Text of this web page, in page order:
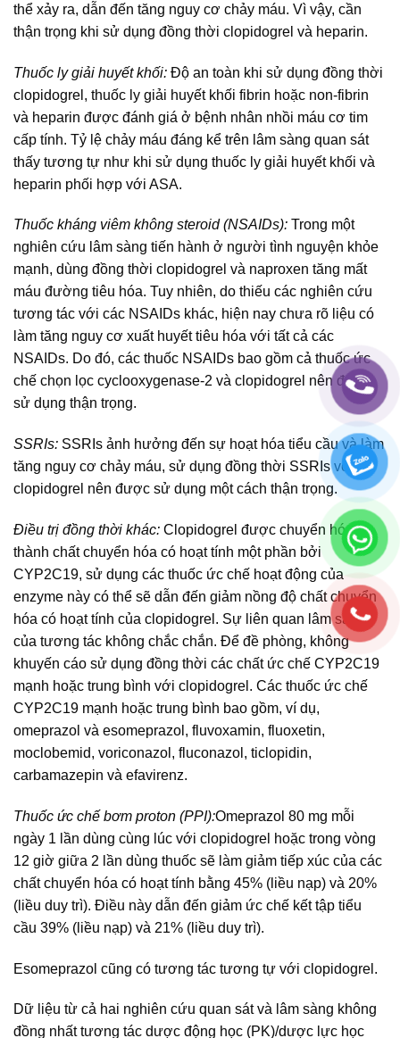
thể xảy ra, dẫn đến tăng nguy cơ chảy máu. Vì vậy, cần
thận trọng khi sử dụng đồng thời clopidogrel và heparin.
Thuốc ly giải huyết khối: Độ an toàn khi sử dụng đồng thời
clopidogrel, thuốc ly giải huyết khối fibrin hoặc non-fibrin
và heparin được đánh giá ở bệnh nhân nhồi máu cơ tim
cấp tính. Tỷ lệ chảy máu đáng kể trên lâm sàng quan sát
thấy tương tự như khi sử dụng thuốc ly giải huyết khối và
heparin phối hợp với ASA.
Thuốc kháng viêm không steroid (NSAIDs): Trong một
nghiên cứu lâm sàng tiến hành ở người tình nguyện khỏe
mạnh, dùng đồng thời clopidogrel và naproxen tăng mất
máu đường tiêu hóa. Tuy nhiên, do thiếu các nghiên cứu
tương tác với các NSAIDs khác, hiện nay chưa rõ liệu có
làm tăng nguy cơ xuất huyết tiêu hóa với tất cả các
NSAIDs. Do đó, các thuốc NSAIDs bao gồm cả thuốc ức
chế chọn lọc cyclooxygenase-2 và clopidogrel nên được
sử dụng thận trọng.
SSRIs: SSRIs ảnh hưởng đến sự hoạt hóa tiểu cầu và làm
tăng nguy cơ chảy máu, sử dụng đồng thời SSRIs với
clopidogrel nên được sử dụng một cách thận trọng.
Điều trị đồng thời khác: Clopidogrel được chuyển hóa
thành chất chuyển hóa có hoạt tính một phần bởi
CYP2C19, sử dụng các thuốc ức chế hoạt động của
enzyme này có thể sẽ dẫn đến giảm nồng độ chất chuyển
hóa có hoạt tính của clopidogrel. Sự liên quan lâm sàng
của tương tác không chắc chắn. Để đề phòng, không
khuyến cáo sử dụng đồng thời các chất ức chế CYP2C19
mạnh hoặc trung bình với clopidogrel. Các thuốc ức chế
CYP2C19 mạnh hoặc trung bình bao gồm, ví dụ,
omeprazol và esomeprazol, fluvoxamin, fluoxetin,
moclobemid, voriconazol, fluconazol, ticlopidin,
carbamazepin và efavirenz.
Thuốc ức chế bơm proton (PPI):Omeprazol 80 mg mỗi
ngày 1 lần dùng cùng lúc với clopidogrel hoặc trong vòng
12 giờ giữa 2 lần dùng thuốc sẽ làm giảm tiếp xúc của các
chất chuyển hóa có hoạt tính bằng 45% (liều nạp) và 20%
(liều duy trì). Điều này dẫn đến giảm ức chế kết tập tiểu
cầu 39% (liều nạp) và 21% (liều duy trì).
Esomeprazol cũng có tương tác tương tự với clopidogrel.
Dữ liệu từ cả hai nghiên cứu quan sát và lâm sàng không
đồng nhất tương tác dược động học (PK)/dược lực học